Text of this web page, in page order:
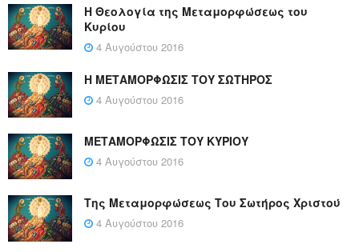
Η Θεολογία της Μεταμορφώσεως του
Κυρίου
4 Αυγούστου 2016
Η ΜΕΤΑΜΟΡΦΩΣΙΣ ΤΟΥ ΣΩΤΗΡΟΣ
4 Αυγούστου 2016
ΜΕΤΑΜΟΡΦΩΣΙΣ ΤΟΥ ΚΥΡΙΟΥ
4 Αυγούστου 2016
Της Μεταμορφώσεως Του Σωτήρος Χριστού
4 Αυγούστου 2016